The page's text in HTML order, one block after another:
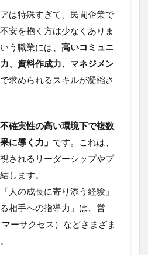
は特殊すぎて、民間企業で
安を抱く方は少なくありま
う職業には、 高いコミュニ
、資料作成力、マネジメン
求められるスキルが凝縮さ
不確実性の高い環境下で複数
に導く力」 です。これは、
されるリーダーシップやプ
します。
人の成長に寄り添う経験」
相手への指導力」は、営
ーサクセス）などさまざま